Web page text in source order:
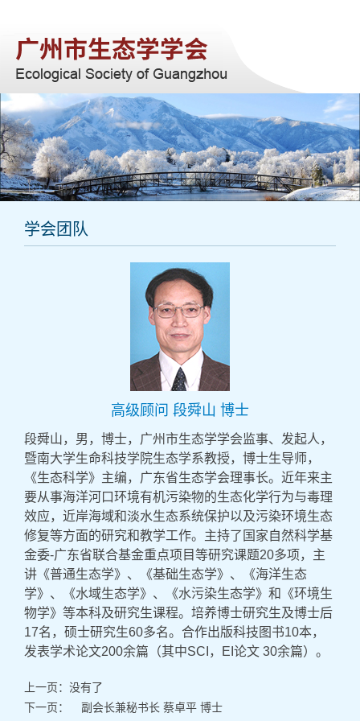
网站首页
学会动态
学科进展
会员服务
联系我们
学会团队
高级顾问 段舜山 博士
段舜山，男，博士，广州市生态学学会监事、发起人，
暨南大学生命科技学院生态学系教授，博士生导师，
《生态科学》主编，广东省生态学会理事长。近年来主
要从事海洋河口环境有机污染物的生态化学行为与毒理
效应，近岸海域和淡水生态系统保护以及污染环境生态
修复等方面的研究和教学工作。主持了国家自然科学基
金委-广东省联合基金重点项目等研究课题20多项，主
讲《普通生态学》、《基础生态学》、《海洋生态
学》、《水域生态学》、《水污染生态学》和《环境生
物学》等本科及研究生课程。培养博士研究生及博士后
17名，硕士研究生60多名。合作出版科技图书10本，
发表学术论文200余篇（其中SCI，EI论文 30余篇）。
上一页：没有了
下一页：
副会长兼秘书长 蔡卓平 博士